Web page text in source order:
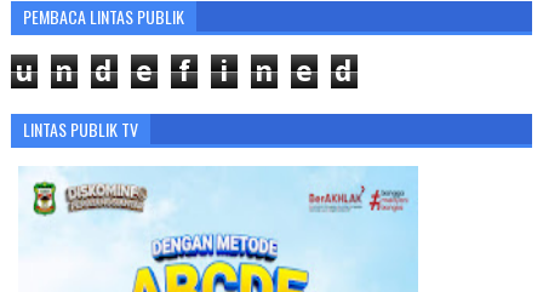
PEMBACA LINTAS PUBLIK
u n d e f i n e d
LINTAS PUBLIK TV